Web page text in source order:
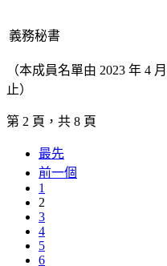
義務秘書
（本成員名單由 2023 年 4
止）
第 2 頁，共 8 頁
最先
前一個
1
2
3
4
5
6